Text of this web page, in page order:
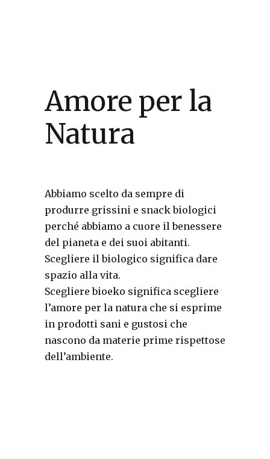
Amore per la
Natura
Abbiamo scelto da sempre di
produrre grissini e snack biologici
perché abbiamo a cuore il benessere
del pianeta e dei suoi abitanti.
Scegliere il biologico significa dare
spazio alla vita.
Scegliere bioeko significa scegliere
l’amore per la natura che si esprime
in prodotti sani e gustosi che
nascono da materie prime rispettose
dell’ambiente.